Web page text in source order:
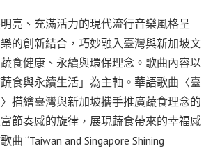
亮、充滿活力的現代流行音樂風格呈
的創新結合，巧妙融入臺灣與新加坡文
食健康、永續與環保理念。歌曲內容以
蔬食與永續生活」為主軸。華語歌曲〈臺
描繪臺灣與新加坡攜手推廣蔬食理念的
節奏感的旋律，展現蔬食帶來的幸福感
“Taiwan and Singapore Shining